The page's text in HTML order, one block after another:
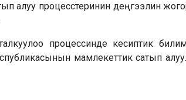
алуу процесстеринин деңгээлин
процессинде кесиптик
мамлекеттик сатып